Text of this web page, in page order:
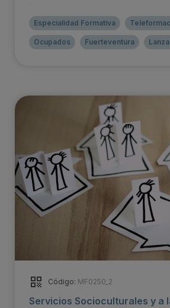
Especialidad Formativa
Ocupados Fuerteventura
Código: MF0250_2
Servicios Socioculturales y a